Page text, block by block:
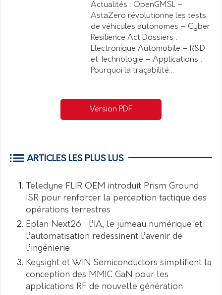
Actualités : OpenGMSL –
AstaZero révolutionne les tests
de véhicules autonomes – Cyber
Resilience Act Dossiers :
Electronique Automobile – R&D
et Technologie – Applications :
Pourquoi la traçabilité…
Version PDF
ARTICLES LES PLUS LUS
Teledyne FLIR OEM introduit Prism Ground
ISR pour renforcer la perception tactique des
opérations terrestres
Eplan Next26 : l’IA, le jumeau numérique et
l’automatisation redessinent l’avenir de
l’ingénierie
Keysight et WIN Semiconductors simplifient la
conception des MMIC GaN pour les
applications RF de nouvelle génération